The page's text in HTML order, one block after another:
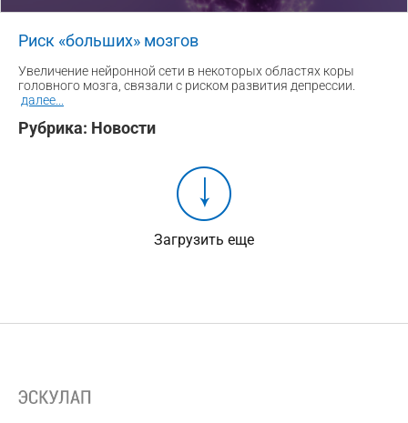
Риск «больших» мозгов
Увеличение нейронной сети в некоторых областях коры
головного мозга, связали с риском развития депрессии.
далее
Рубрика: Новости
Загрузить еще